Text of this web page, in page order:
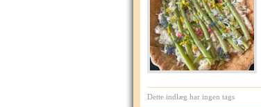
Dette indlæg har ingen tags